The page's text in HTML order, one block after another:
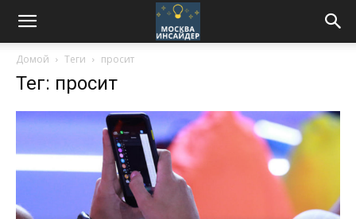
Домой Теги просит
Тег: просит